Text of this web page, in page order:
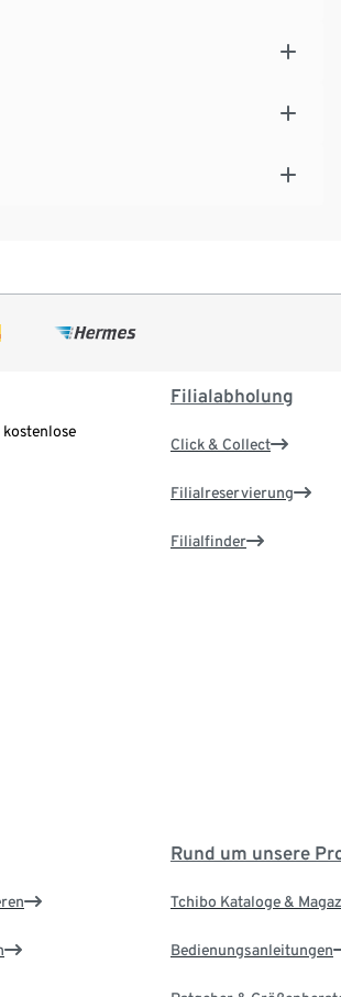
Filialabholung
Click & Collect
Filialreservierung
Filialfinder
Rund um unsere
Tchibo Kataloge &
Bedienungsanleitungen